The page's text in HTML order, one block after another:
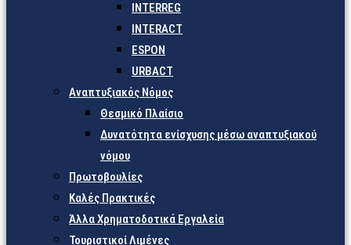
INTERREG
INTERACT
ESPON
URBACT
Αναπτυξιακός Νόμος
Θεσμικό Πλαίσιο
Δυνατότητα ενίσχυσης μέσω αναπτυξιακού
νόμου
Πρωτοβουλίες
Καλές Πρακτικές
Άλλα Χρηματοδοτικά Εργαλεία
Τουριστικοί Λιμένες